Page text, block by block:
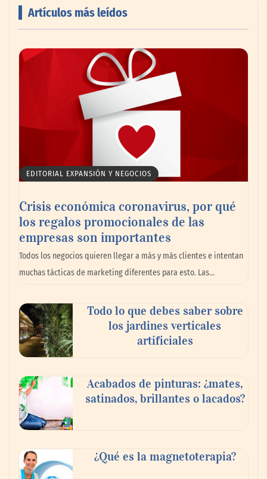
pisos deportivos para gimnasios en México
La llanta más cara puede ser la que menos
cuesta: Michelin lo demuestra ante notario
público
Paso a paso: ¿cómo prepararse para la
transición a la jornada de 40 horas? Guía
InfoBlock
Artículos más leídos
EDITORIAL EXPANSIÓN Y NEGOCIOS
Crisis económica coronavirus, por qué
los regalos promocionales de las
empresas son importantes
Todos los negocios quieren llegar a más y más clientes e intentan
muchas tácticas de marketing diferentes para esto. Las…
Todo lo que debes saber sobre
los jardines verticales
artificiales
Acabados de pinturas: ¿mates,
satinados, brillantes o lacados?
¿Qué es la magnetoterapia?